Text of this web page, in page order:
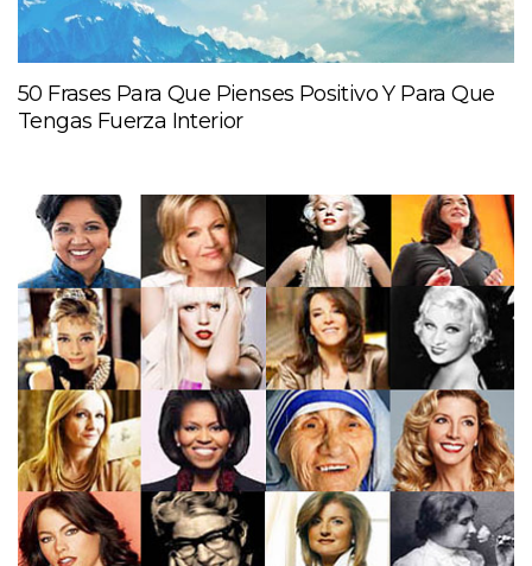
50 Frases Para Que Pienses Positivo Y Para Que
Tengas Fuerza Interior